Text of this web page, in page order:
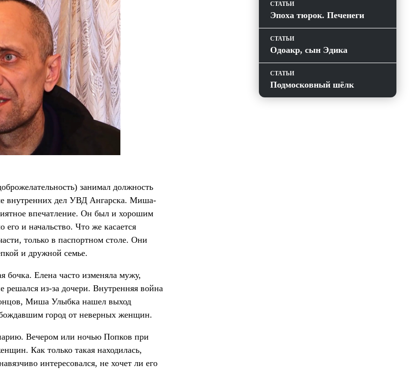
занимал должность
внутренних дел УВД Ангарска. Миша-
впечатление. Он был и хорошим
и начальство. Что же касается
только в паспортном столе. Они
и дружной семье.
бочка. Елена часто изменяла мужу,
из-за дочери. Внутренняя война
Миша Улыбка нашел выход
город от неверных женщин.
Вечером или ночью Попков при
Как только такая находилась,
интересовался, не хочет ли его
СТАТЬИ
Эпоха тюрок. Печенеги
СТАТЬИ
Одоакр, сын Эдика
СТАТЬИ
Подмосковный шёлк